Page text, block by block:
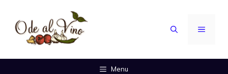
contenuto
MENU
Menu